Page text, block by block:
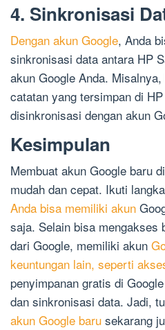
4. Sinkronisasi
Dengan akun Google, Anda
sinkronisasi data antara HP
akun Google Anda.
catatan yang tersimpan di
disinkronisasi dengan akun
Kesimpulan
Membuat akun Google baru
mudah dan cepat. Ikuti
Anda bisa memiliki akun
saja. Selain bisa mengakses
dari Google, memiliki akun
keuntungan lain, seperti
penyimpanan gratis di
dan sinkronisasi data. Jadi,
akun Google baru sekarang